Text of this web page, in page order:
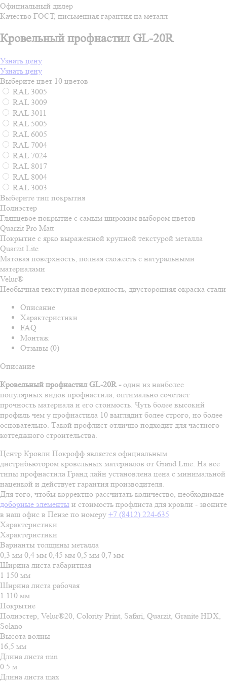
Официальный дилер
Качество ГОСТ, письменная гарантия на металл
Кровельный профнастил GL-20R
Узнать цену
Узнать цену
Выберите цвет 10 цветов
RAL 3005
RAL 3009
RAL 3011
RAL 5005
RAL 6005
RAL 7004
RAL 7024
RAL 8017
RAL 8004
RAL 3003
Выберите тип покрытия
Полиэстер
Глянцевое покрытие с самым широким выбором цветов
Quarzit Pro Matt
Покрытие с ярко выраженной крупной текстурой металла
Quarzit Lite
Матовая поверхность, полная схожесть с натуральными
материалами
Velur®
Необычная текстурная поверхность, двусторонняя окраска стали
Описание
Характеристики
FAQ
Монтаж
Отзывы (0)
Описание
Кровельный профнастил GL-20R -один из наиболее
популярных видов профнастила, оптимально сочетает
прочность материала и его стоимость. Чуть более высокий
профиль чем у профнастила 10 выглядит более строго, но более
основательно. Такой профлист отлично подходит для частного
коттеджного строительства.
Центр Кровли Покрофф является официальным
дистрибьютором кровельных материалов от Grand Line. На все
типы профнастила Гранд лайн установлена цена с минимальной
наценкой и действует гарантия производителя.
Для того, чтобы корректно рассчитать количество, необходимые
доборные элементы и стоимость профлиста для кровли - звоните
в наш офис в Пензе по номеру +7 (8412) 224-635
Характеристики
Характеристики
Варианты толщины металла
0,3 мм 0,4 мм 0,45 мм 0,5 мм 0,7 мм
Ширина листа габаритная
1 150 мм
Ширина листа рабочая
1 110 мм
Покрытие
Полиэстер, Velur®20, Colority Print, Safari, Quarzit, Granite HDX,
Solano
Высота волны
16,5 мм
Длина листа min
0.5 м
Длина листа max